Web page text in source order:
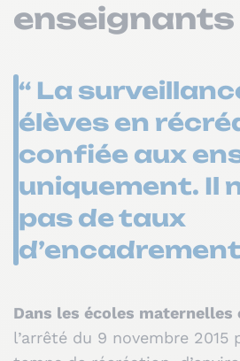
enseignants
“ La
élèves en
confiée aux
uniquement. Il
pas de taux
Dans les écoles
l’arrêté du 9 novembre 2015